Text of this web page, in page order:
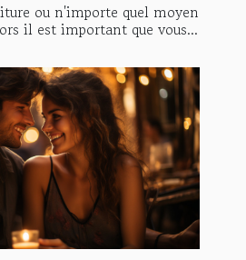
ou n'importe quel moyen
il est important que vous...